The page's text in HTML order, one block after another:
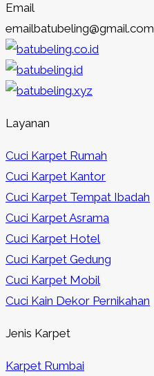
Email
emailbatubeling@gmail.com
Layanan
Cuci Karpet Rumah
Cuci Karpet Kantor
Cuci Karpet Tempat Ibadah
Cuci Karpet Asrama
Cuci Karpet Hotel
Cuci Karpet Gedung
Cuci Karpet Mobil
Cuci Kain Dekor Pernikahan
Jenis Karpet
Karpet Rumbai